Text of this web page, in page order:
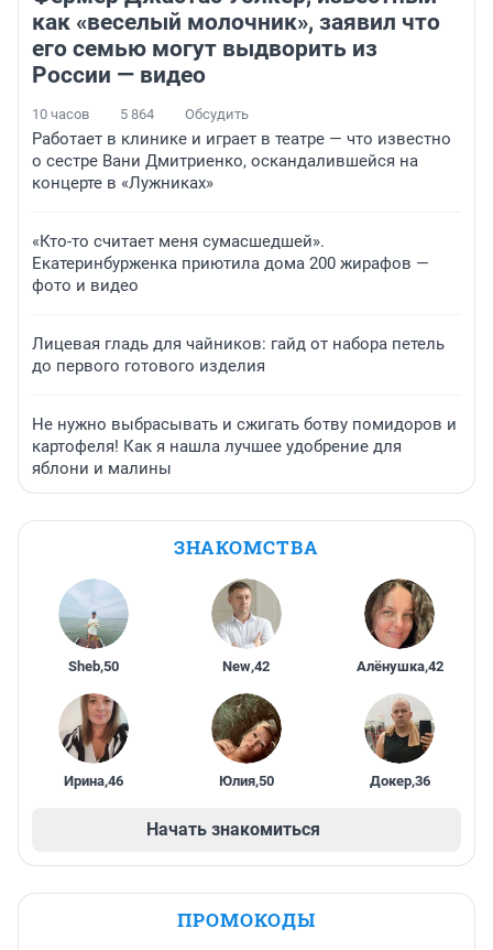
как «веселый молочник», заявил что
его семью могут выдворить из
России — видео
10 часов 5 864 Обсудить
Работает в клинике и играет в театре — что известно
о сестре Вани Дмитриенко, оскандалившейся на
концерте в «Лужниках»
«Кто-то считает меня сумасшедшей».
Екатеринбурженка приютила дома 200 жирафов —
фото и видео
Лицевая гладь для чайников: гайд от набора петель
до первого готового изделия
Не нужно выбрасывать и сжигать ботву помидоров и
картофеля! Как я нашла лучшее удобрение для
яблони и малины
ЗНАКОМСТВА
Sheb,50 New,42 Алёнушка,42
Ирина,46 Юлия,50 Докер,36
Начать знакомиться
ПРОМОКОДЫ